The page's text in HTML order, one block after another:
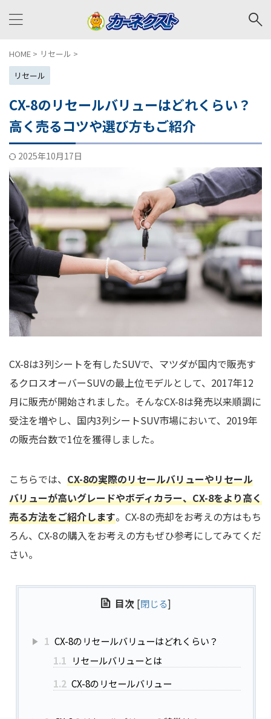
HOME > リセール >
リセール
CX-8のリセールバリューはどれくらい？
高く売るコツや選び方もご紹介
2025年10月17日
CX-8は3列シートを有したSUVで、マツダが国内で販売す
るクロスオーバーSUVの最上位モデルとして、2017年12
月に販売が開始されました。そんなCX-8は発売以来順調に
受注を増やし、国内3列シートSUV市場において、2019年
の販売台数で1位を獲得しました。
こちらでは、 CX-8の実際のリセールバリューやリセール
バリューが高いグレードやボディカラー、CX-8をより高く
売る方法をご紹介します。CX-8の売却をお考えの方はもち
ろん、CX-8の購入をお考えの方もぜひ参考にしてみてくだ
さい。
目次 [閉じる]
1 CX-8のリセールバリューはどれくらい？
1.1 リセールバリューとは
1.2 CX-8のリセールバリュー